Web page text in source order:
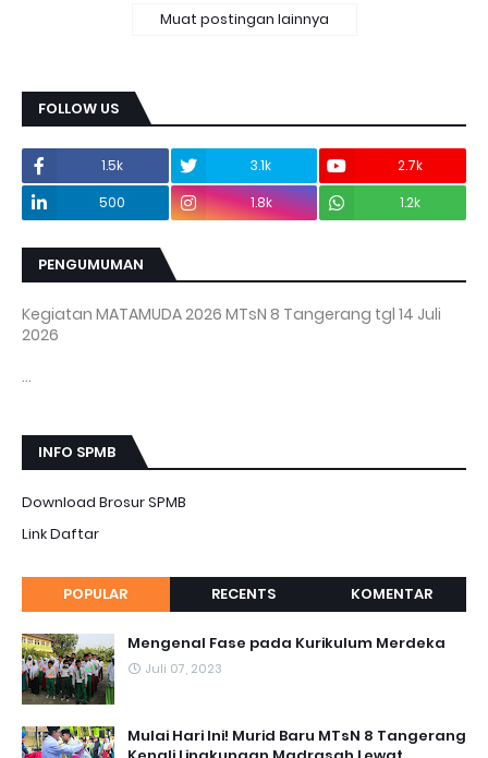
Muat postingan lainnya
FOLLOW US
1.5k 3.1k
2.7k
500
1.8k 1.2k
PENGUMUMAN
Kegiatan MATAMUDA 2026 MTsN 8 Tangerang tgl 14 Juli
2026
...
INFO SPMB
Download Brosur SPMB
Link Daftar
POPULAR RECENTS KOMENTAR
Mengenal Fase pada Kurikulum Merdeka
Juli 07, 2023
Mulai Hari Ini! Murid Baru MTsN 8 Tangerang